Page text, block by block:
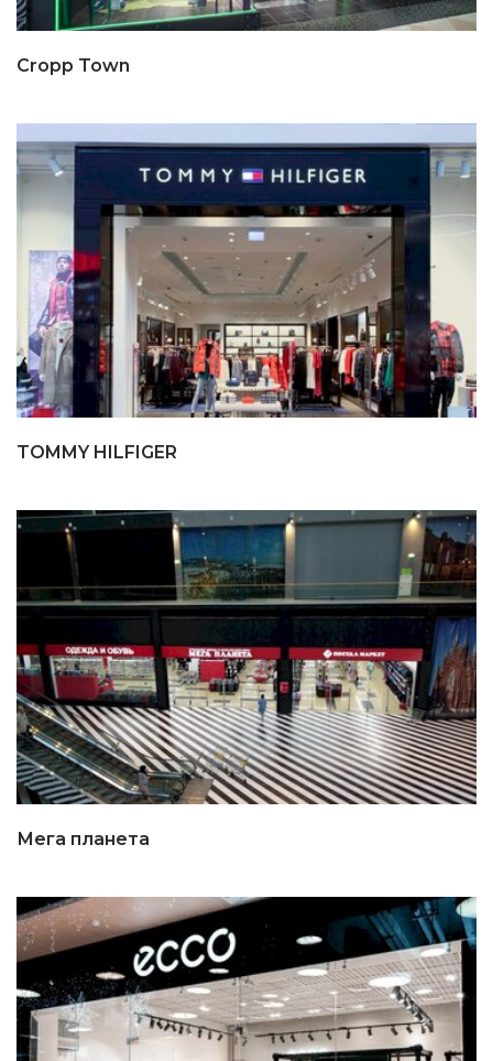
Cropp Town
TOMMY HILFIGER
Мега планета